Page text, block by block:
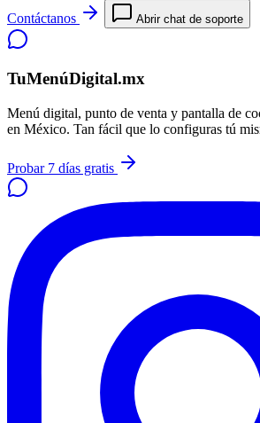
Contáctanos Abrir chat de soporte
TuMenúDigital.mx
Menú digital, punto de venta y pantalla de
en México. Tan fácil que lo configuras tú
Probar 7 días gratis